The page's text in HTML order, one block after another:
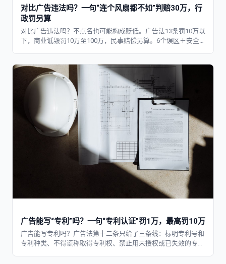
对比广告违法吗？一句“连个风扇都不如”判赔30万，行
政罚另算
对比广告违法吗？不点名也可能构成贬低。广告法13条罚10万以
下，商业诋毁罚10万至100万，民事赔偿另算。6个误区＋安全
广告能写“专利”吗？一句“专利认证”罚1万，最高罚10万
广告能写专利吗？广告法第十二条只给了三条线：标明专利号和
专利种类、不得谎称取得专利权、禁止用未授权或已失效的专利